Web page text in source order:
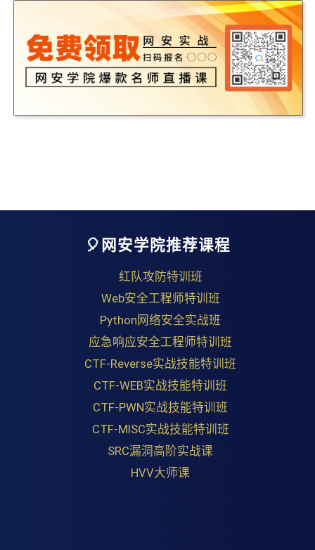
🎈网安学院推荐课程
红队攻防特训班
Web安全工程师特训班
Python网络安全实战班
应急响应安全工程师特训班
CTF-Reverse实战技能特训班
CTF-WEB实战技能特训班
CTF-PWN实战技能特训班
CTF-MISC实战技能特训班
SRC漏洞高阶实战课
HVV大师课